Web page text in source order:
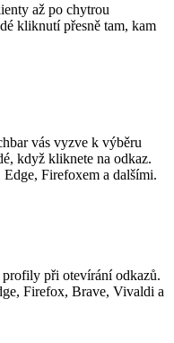
až po chytrou
kliknutí přesně tam, kam
vás vyzve k výběru
když kliknete na odkaz.
Firefoxem a dalšími.
při otevírání odkazů.
Firefox, Brave, Vivaldi a